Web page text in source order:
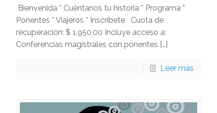
Bienvenida * Cuéntanos tu historia * Programa *
Ponentes * Viajeros * Inscríbete Cuota de
recuperación: $ 1,950.00 Incluye acceso a:
Conferencias magistrales con ponentes […]
Leer más